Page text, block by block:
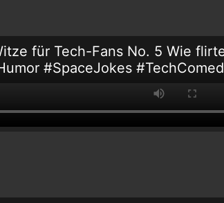
für Tech-Fans No. 5 Wie
#SpaceJokes